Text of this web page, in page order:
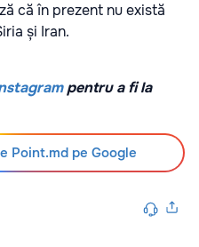
că în prezent nu există
și Iran.
pentru a fi la
Point.md pe Google